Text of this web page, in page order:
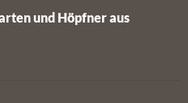
und Höpfner aus